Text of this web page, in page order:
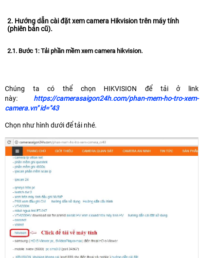
2. Hướng dẫn cài đặt xem camera Hikvision trên máy tính
(phiên bản cũ).
2.1. Bước 1: Tải phần mềm xem camera hikvision.
Chúng ta có thể chọn HIKVISION để tải ở link
này: https://camerasaigon24h.com/phan-mem-ho-tro-xem-
camera.vn" id="43
Chọn như hình dưới để tải nhé.